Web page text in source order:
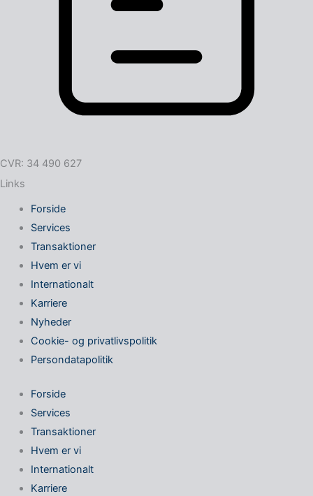
CVR: 34 490 627
Links
Forside
Services
Transaktioner
Hvem er vi
Internationalt
Karriere
Nyheder
Cookie- og privatlivspolitik
Persondatapolitik
Forside
Services
Transaktioner
Hvem er vi
Internationalt
Karriere